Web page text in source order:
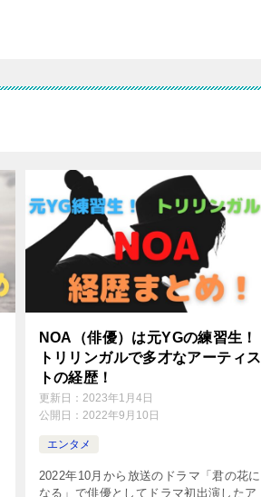
NOA（俳優）は元YGの練習生！
トリリンガルで多才なアーティス
トの経歴！
更新日： 2023年1月4日
公開日： 2022年9月10日
エンタメ
2022年10月から放送のドラマ「君の花に
なる」で俳優としてドラマ初出演したア